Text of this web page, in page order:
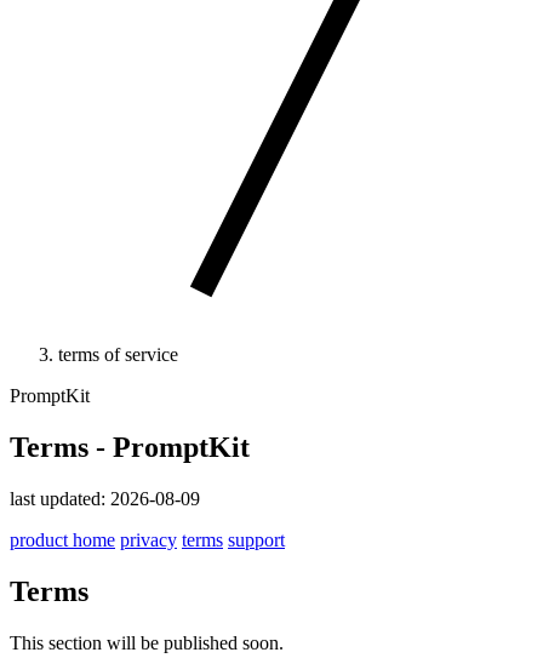
terms of service
PromptKit
Terms - PromptKit
last updated: 2026-08-09
product home privacy terms support
Terms
This section will be published soon.